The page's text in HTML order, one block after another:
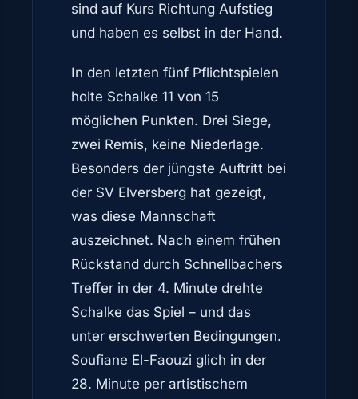
sind auf Kurs Richtung Aufstieg
und haben es selbst in der Hand.
In den letzten fünf Pflichtspielen
holte Schalke 11 von 15
möglichen Punkten. Drei Siege,
zwei Remis, keine Niederlage.
Besonders der jüngste Auftritt bei
der SV Elversberg hat gezeigt,
was diese Mannschaft
auszeichnet. Nach einem frühen
Rückstand durch Schnellbachers
Treffer in der 4. Minute drehte
Schalke das Spiel – und das
unter erschwerten Bedingungen.
Soufiane El-Faouzi glich in der
28. Minute per artistischem